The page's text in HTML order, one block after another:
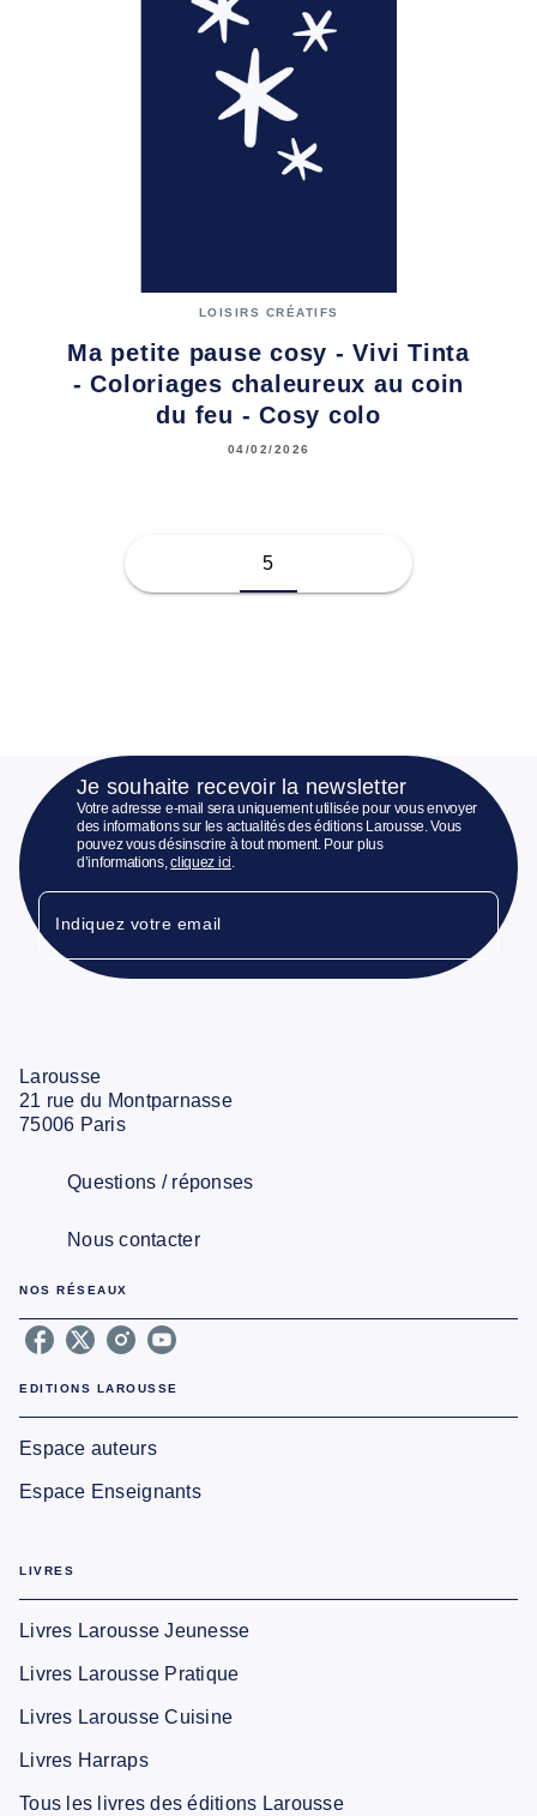
LOISIRS CRÉATIFS
Ma petite pause cosy - Vivi Tinta
- Coloriages chaleureux au coin
du feu - Cosy colo
04/02/2026
5
Je souhaite recevoir la newsletter
Votre adresse e-mail sera uniquement utilisée pour vous envoyer
des informations sur les actualités des éditions Larousse. Vous
pouvez vous désinscrire à tout moment. Pour plus
d’informations,cliquez ici.
Indiquez votre email
Larousse
21 rue du Montparnasse
75006 Paris
Questions / réponses
Nous contacter
NOS RÉSEAUX
EDITIONS LAROUSSE
Espace auteurs
Espace Enseignants
LIVRES
Livres Larousse Jeunesse
Livres Larousse Pratique
Livres Larousse Cuisine
Livres Harraps
Tous les livres des éditions Larousse